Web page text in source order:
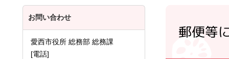
郵便等
お問い合わせ
愛西市役所 総務部 総務課
[電話]